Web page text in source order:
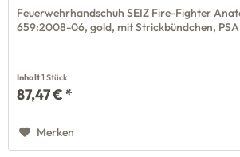
Feuerwehrhandschuh SEIZ Fire-Fighter
659:2008-06, gold, mit Strickbündchen,
Inhalt1 Stück
87,47 € *
Merken